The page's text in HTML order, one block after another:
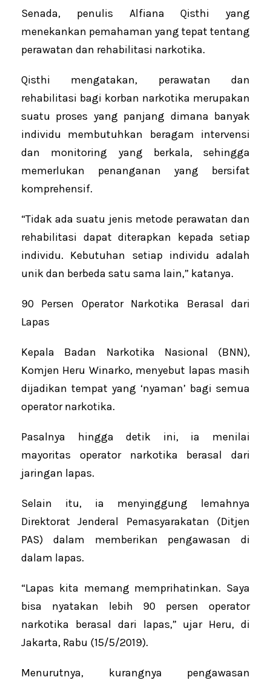
Senada, penulis Alfiana Qisthi yang
menekankan pemahaman yang tepat tentang
perawatan dan rehabilitasi narkotika.
Qisthi mengatakan, perawatan dan
rehabilitasi bagi korban narkotika merupakan
suatu proses yang panjang dimana banyak
individu membutuhkan beragam intervensi
dan monitoring yang berkala, sehingga
memerlukan penanganan yang bersifat
komprehensif.
“Tidak ada suatu jenis metode perawatan dan
rehabilitasi dapat diterapkan kepada setiap
individu. Kebutuhan setiap individu adalah
unik dan berbeda satu sama lain,” katanya.
90 Persen Operator Narkotika Berasal dari
Lapas
Kepala Badan Narkotika Nasional (BNN),
Komjen Heru Winarko, menyebut lapas masih
dijadikan tempat yang ‘nyaman’ bagi semua
operator narkotika.
Pasalnya hingga detik ini, ia menilai
mayoritas operator narkotika berasal dari
jaringan lapas.
Selain itu, ia menyinggung lemahnya
Direktorat Jenderal Pemasyarakatan (Ditjen
PAS) dalam memberikan pengawasan di
dalam lapas.
“Lapas kita memang memprihatinkan. Saya
bisa nyatakan lebih 90 persen operator
narkotika berasal dari lapas,” ujar Heru, di
Jakarta, Rabu (15/5/2019).
Menurutnya, kurangnya pengawasan